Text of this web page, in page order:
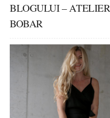
BLOGULUI – ATELIER
BOBAR